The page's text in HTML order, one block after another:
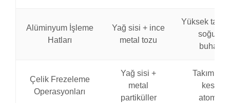
Alüminyum İşleme
Hatları
Yağ sisi + ince
metal tozu
Yüksek talaş
soğutma
Çelik Frezeleme
Operasyonları
Yağ sisi +
metal
partiküller
Takım
kesme